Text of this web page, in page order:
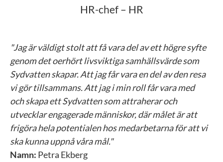
HR-chef – HR
"Jag är väldigt stolt att få vara del av ett högre syfte
genom det oerhört livsviktiga samhällsvärde som
Sydvatten skapar. Att jag får vara en del av den resa
vi gör tillsammans. Att jag i min roll får vara med
och skapa ett Sydvatten som attraherar och
utvecklar engagerade människor, där målet är att
frigöra hela potentialen hos medarbetarna för att vi
ska kunna uppnå våra mål."
Namn: Petra Ekberg